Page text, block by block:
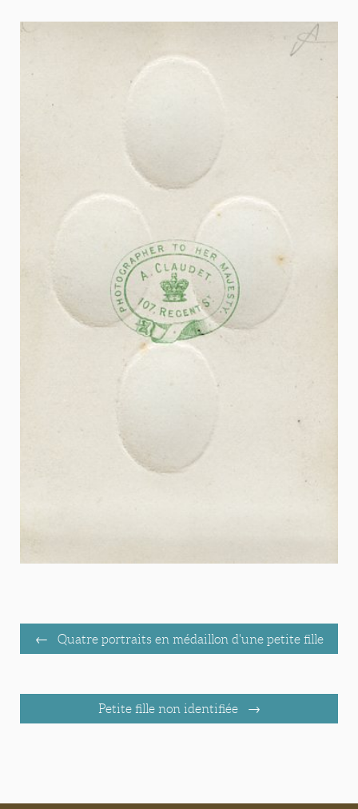
Quatre portraits en médaillon d'une petite fille
Petite fille non identifiée